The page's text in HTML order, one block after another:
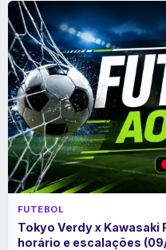
FUTEBOL
Tokyo Verdy x Kawasaki
horário e escalações